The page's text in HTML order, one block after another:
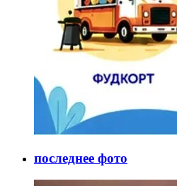
последнее фото